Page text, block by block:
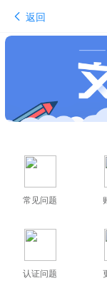
返回
常见问题
认证问题